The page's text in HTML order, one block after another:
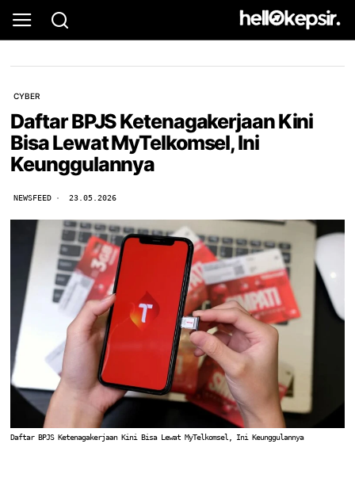
CYBER
Daftar BPJS Ketenagakerjaan Kini
Bisa Lewat MyTelkomsel, Ini
Keunggulannya
NEWSFEED 23.05.2026
Daftar BPJS Ketenagakerjaan Kini Bisa Lewat MyTelkomsel, Ini Keunggulannya